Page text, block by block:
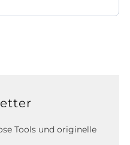
Tools und originelle